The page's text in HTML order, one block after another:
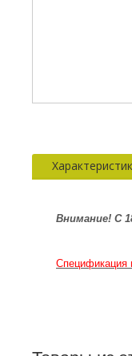
Внимание! С
Спецификация